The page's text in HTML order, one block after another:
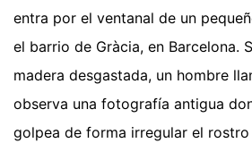
entra por el ventanal de un
el barrio de Gràcia, en Barcelona.
madera desgastada, un hombre
observa una fotografía antigua
golpea de forma irregular el